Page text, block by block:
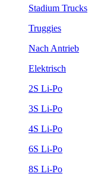
Stadium Trucks
Truggies
Nach Antrieb
Elektrisch
2S Li-Po
3S Li-Po
4S Li-Po
6S Li-Po
8S Li-Po